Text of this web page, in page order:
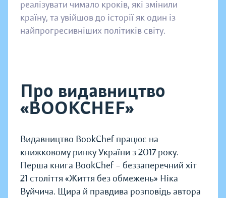
реалізувати чимало кроків, які змінили
країну, та увійшов до історії як один із
найпрогресивніших політиків світу.
Про видавництво
«BOOKCHEF»
Видавництво BookChef працює на
книжковому ринку України з 2017 року.
Перша книга BookChef – беззаперечний хіт
21 століття «Життя без обмежень» Ніка
Вуйчича. Щира й правдива розповідь автора